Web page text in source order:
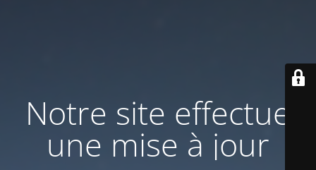
Notre site effectue
une mise à jour